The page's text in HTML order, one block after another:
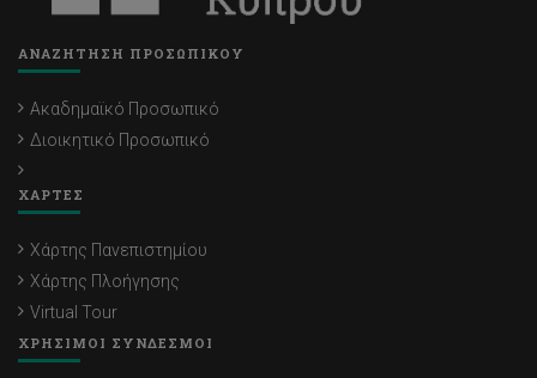
ΑΝΑΖΗΤΗΣΗ ΠΡΟΣΩΠΙΚΟΥ
Ακαδημαϊκό Προσωπικό
Διοικητικό Προσωπικό
ΧΑΡΤΕΣ
Χάρτης Πανεπιστημίου
Χάρτης Πλοήγησης
Virtual Tour
ΧΡΗΣΙΜΟΙ ΣΥΝΔΕΣΜΟΙ